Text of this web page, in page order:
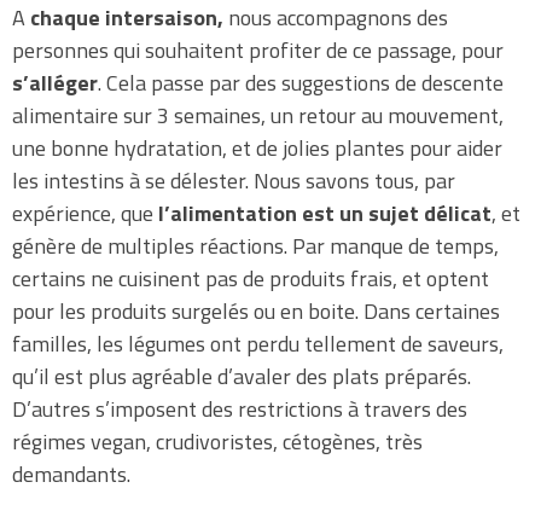
Achaque intersaison, nous accompagnons des
personnes qui souhaitent profiter de ce passage, pour
s’alléger. Cela passe par des suggestions de descente
alimentaire sur 3 semaines, un retour au mouvement,
une bonne hydratation, et de jolies plantes pour aider
les intestins à se délester. Nous savons tous, par
expérience, que l’alimentation est un sujet délicat, et
génère de multiples réactions. Par manque de temps,
certains ne cuisinent pas de produits frais, et optent
pour les produits surgelés ou en boite. Dans certaines
familles, les légumes ont perdu tellement de saveurs,
qu’il est plus agréable d’avaler des plats préparés.
D’autres s’imposent des restrictions à travers des
régimes vegan, crudivoristes, cétogènes, très
demandants.